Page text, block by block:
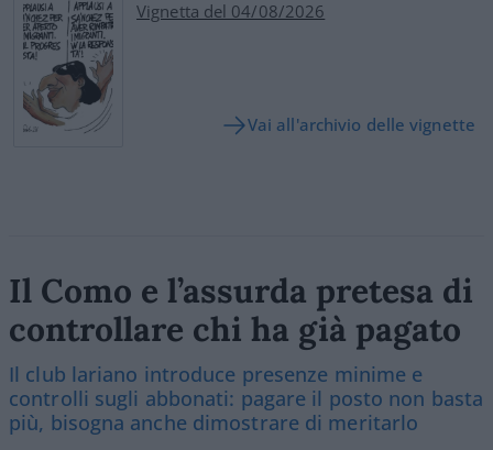
Vignetta del 04/08/2026
Vai all'archivio delle vignette
Il Como e l’assurda pretesa di
controllare chi ha già pagato
Il club lariano introduce presenze minime e
controlli sugli abbonati: pagare il posto non basta
più, bisogna anche dimostrare di meritarlo